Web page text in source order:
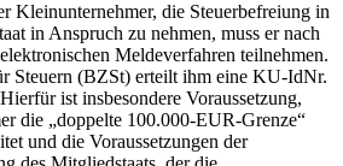
Kleinunternehmer, die Steuerbefreiung in
in Anspruch zu nehmen, muss er nach
Meldeverfahren teilnehmen.
Steuern (BZSt) erteilt ihm eine KU-IdNr.
ist insbesondere Voraussetzung,
die „doppelte 100.000-EUR-Grenze“
und die Voraussetzungen der